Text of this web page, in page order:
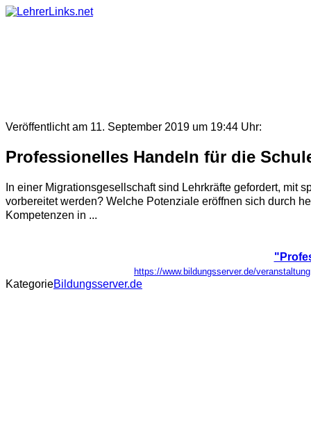
Skip
Veröffentlicht am 11. September 2019 um 19:44 Uhr:
Professionelles Handeln für die
In einer Migrationsgesellschaft sind Lehrkräfte gefordert, mit
vorbereitet werden? Welche Potenziale eröffnen sich durch
Kompetenzen in ...
https://www.bildungsserver.de/
KategorieBildungsserver.de